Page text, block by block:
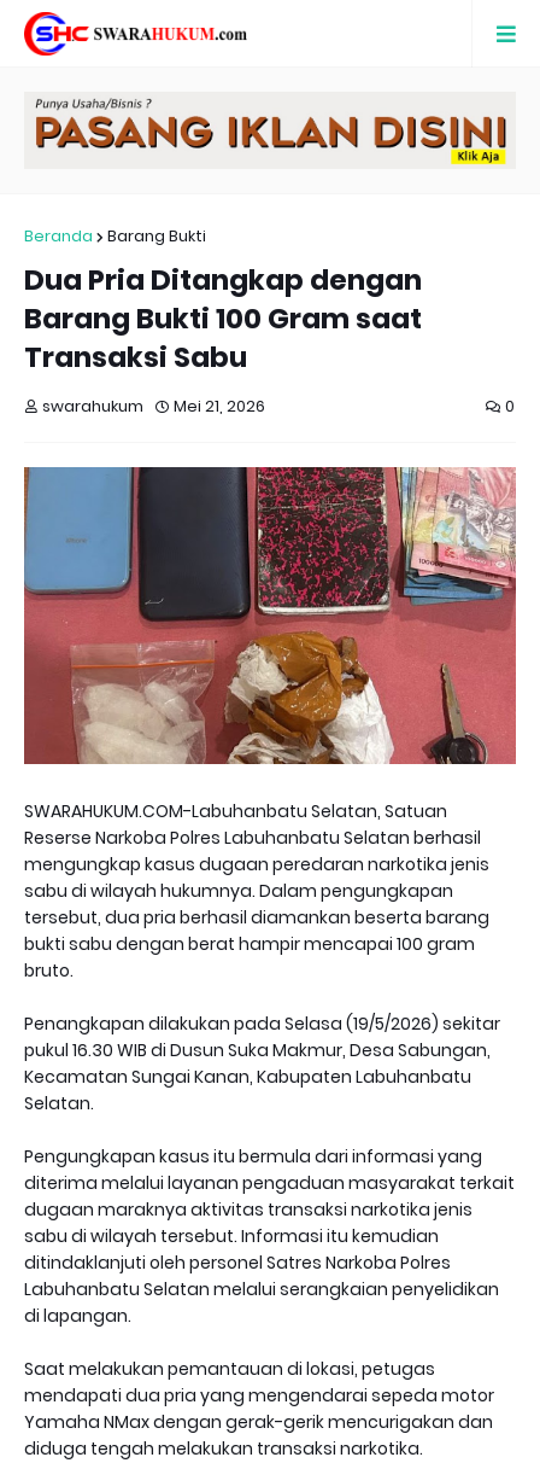
Beranda Barang Bukti
Dua Pria Ditangkap dengan
Barang Bukti 100 Gram saat
Transaksi Sabu
swarahukum Mei 21, 2026 0
SWARAHUKUM.COM-Labuhanbatu Selatan, Satuan
Reserse Narkoba Polres Labuhanbatu Selatan berhasil
mengungkap kasus dugaan peredaran narkotika jenis
sabu di wilayah hukumnya. Dalam pengungkapan
tersebut, dua pria berhasil diamankan beserta barang
bukti sabu dengan berat hampir mencapai 100 gram
bruto.
Penangkapan dilakukan pada Selasa (19/5/2026) sekitar
pukul 16.30 WIB di Dusun Suka Makmur, Desa Sabungan,
Kecamatan Sungai Kanan, Kabupaten Labuhanbatu
Selatan.
Pengungkapan kasus itu bermula dari informasi yang
diterima melalui layanan pengaduan masyarakat terkait
dugaan maraknya aktivitas transaksi narkotika jenis
sabu di wilayah tersebut. Informasi itu kemudian
ditindaklanjuti oleh personel Satres Narkoba Polres
Labuhanbatu Selatan melalui serangkaian penyelidikan
di lapangan.
Saat melakukan pemantauan di lokasi, petugas
mendapati dua pria yang mengendarai sepeda motor
Yamaha NMax dengan gerak-gerik mencurigakan dan
diduga tengah melakukan transaksi narkotika.